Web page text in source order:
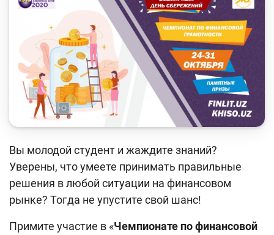
Олимпиады и чемпионаты
Кейс-чемпионат
Тренинги и семинары
Новости finlit.uz
Проекты в СМИ
Интерактивные услуги
Фотогалерея
О проекте
Вы молодой студент и жаждите знаний?
Уверены, что умеете принимать правильные
решения в любой ситуации на финансовом
рынке? Тогда не упустите свой шанс!
Примите участие в «Чемпионате по финансовой